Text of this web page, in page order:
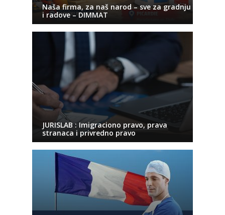
Naša firma, za naš narod – sve za gradnju
i radove – DIMMAT
JURISLAB : Imigraciono pravo, prava
stranaca i privredno pravo